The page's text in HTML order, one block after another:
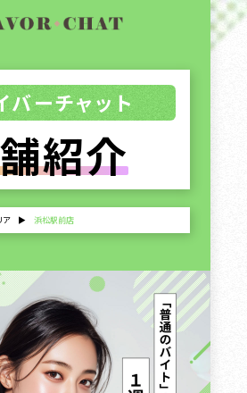
バーチャット
紹介
ア▶ 浜松駅前店